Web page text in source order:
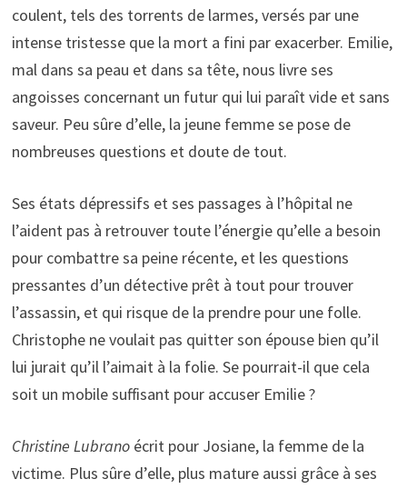
coulent, tels des torrents de larmes, versés par une
intense tristesse que la mort a fini par exacerber. Emilie,
mal dans sa peau et dans sa tête, nous livre ses
angoisses concernant un futur qui lui paraît vide et sans
saveur. Peu sûre d’elle, la jeune femme se pose de
nombreuses questions et doute de tout.
Ses états dépressifs et ses passages à l’hôpital ne
l’aident pas à retrouver toute l’énergie qu’elle a besoin
pour combattre sa peine récente, et les questions
pressantes d’un détective prêt à tout pour trouver
l’assassin, et qui risque de la prendre pour une folle.
Christophe ne voulait pas quitter son épouse bien qu’il
lui jurait qu’il l’aimait à la folie. Se pourrait-il que cela
soit un mobile suffisant pour accuser Emilie ?
Christine Lubranoécrit pour Josiane, la femme de la
victime. Plus sûre d’elle, plus mature aussi grâce à ses